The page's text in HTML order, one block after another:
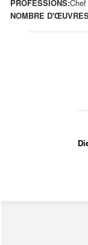
PROFESSIONS:
NOMBRE